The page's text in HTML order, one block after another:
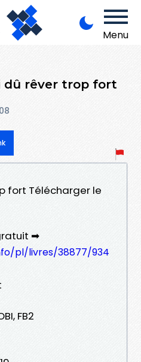
Menu
dû rêver trop fort
fort Télécharger le
➡
pl/livres/38877/934
FB2